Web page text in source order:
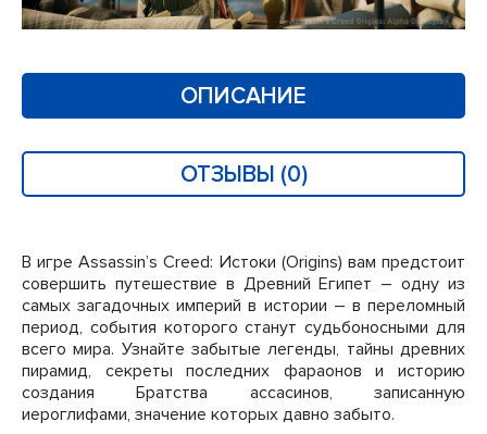
ОПИСАНИЕ
ОТЗЫВЫ (0)
В игре Assassin’s Creed: Истоки (Origins) вам предстоит
совершить путешествие в Древний Египет – одну из
самых загадочных империй в истории – в переломный
период, события которого станут судьбоносными для
всего мира. Узнайте забытые легенды, тайны древних
пирамид, секреты последних фараонов и историю
создания Братства ассасинов, записанную
иероглифами, значение которых давно забыто.